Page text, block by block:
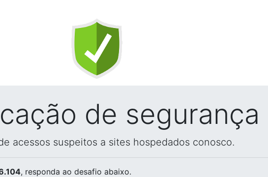
de segurança
acessos suspeitos a sites hospedados conosco.
, responda ao desafio abaixo.